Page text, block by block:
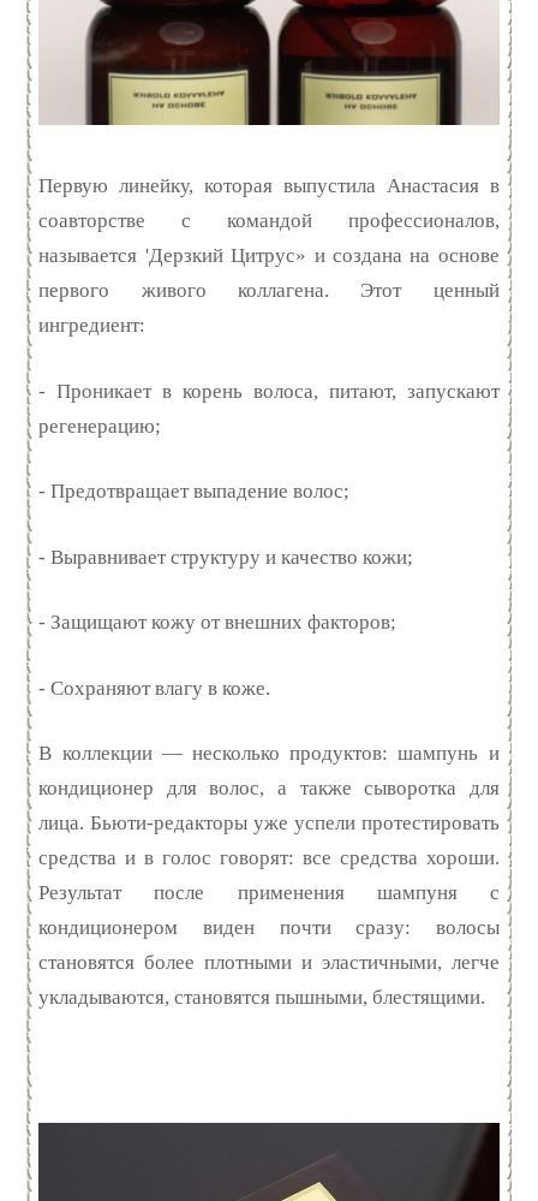
Первую линейку, которая выпустила Анастасия в
соавторстве с командой профессионалов,
называется 'Дерзкий Цитрус» и создана на основе
первого живого коллагена. Этот ценный
ингредиент:
- Проникает в корень волоса, питают, запускают
регенерацию;
- Предотвращает выпадение волос;
- Выравнивает структуру и качество кожи;
- Защищают кожу от внешних факторов;
- Сохраняют влагу в коже.
В коллекции — несколько продуктов: шампунь и
кондиционер для волос, а также сыворотка для
лица. Бьюти-редакторы уже успели протестировать
средства и в голос говорят: все средства хороши.
Результат после применения шампуня с
кондиционером виден почти сразу: волосы
становятся более плотными и эластичными, легче
укладываются, становятся пышными, блестящими.